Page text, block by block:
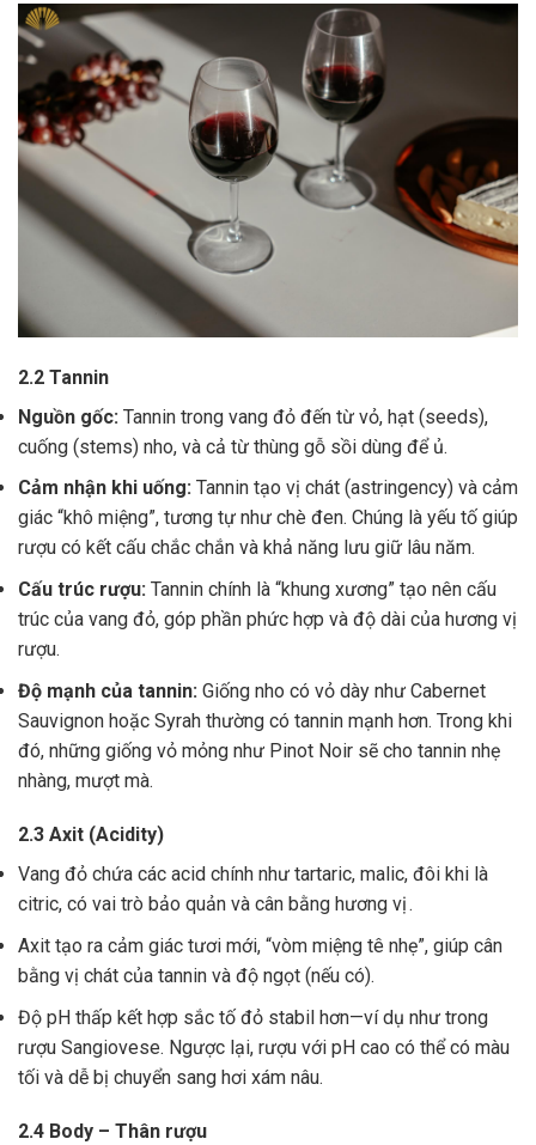
2.2 Tannin
Nguồn gốc: Tannin trong vang đỏ đến từ vỏ, hạt (seeds),
cuống (stems) nho, và cả từ thùng gỗ sồi dùng để ủ.
Cảm nhận khi uống: Tannin tạo vị chát (astringency) và cảm
giác “khô miệng”, tương tự như chè đen. Chúng là yếu tố giúp
rượu có kết cấu chắc chắn và khả năng lưu giữ lâu năm.
Cấu trúc rượu: Tannin chính là “khung xương” tạo nên cấu
trúc của vang đỏ, góp phần phức hợp và độ dài của hương vị
rượu.
Độ mạnh của tannin: Giống nho có vỏ dày như Cabernet
Sauvignon hoặc Syrah thường có tannin mạnh hơn. Trong khi
đó, những giống vỏ mỏng như Pinot Noir sẽ cho tannin nhẹ
nhàng, mượt mà.
2.3 Axit (Acidity)
Vang đỏ chứa các acid chính như tartaric, malic, đôi khi là
citric, có vai trò bảo quản và cân bằng hương vị .
Axit tạo ra cảm giác tươi mới, “vòm miệng tê nhẹ”, giúp cân
bằng vị chát của tannin và độ ngọt (nếu có).
Độ pH thấp kết hợp sắc tố đỏ stabil hơn—ví dụ như trong
rượu Sangiovese. Ngược lại, rượu với pH cao có thể có màu
tối và dễ bị chuyển sang hơi xám nâu.
2.4 Body – Thân rượu